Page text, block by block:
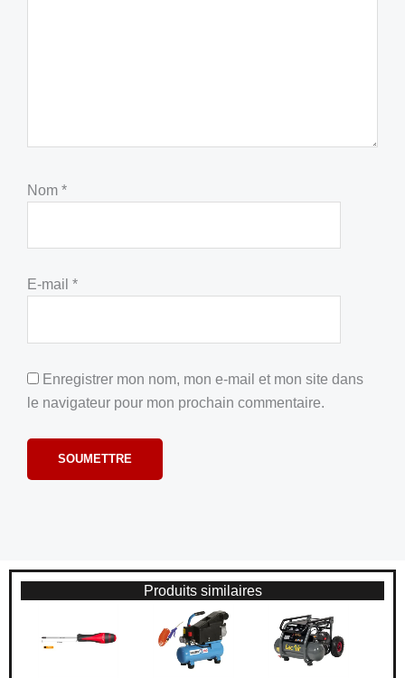
Nom *
E-mail *
Enregistrer mon nom, mon e-mail et mon site dans
le navigateur pour mon prochain commentaire.
Produits similaires